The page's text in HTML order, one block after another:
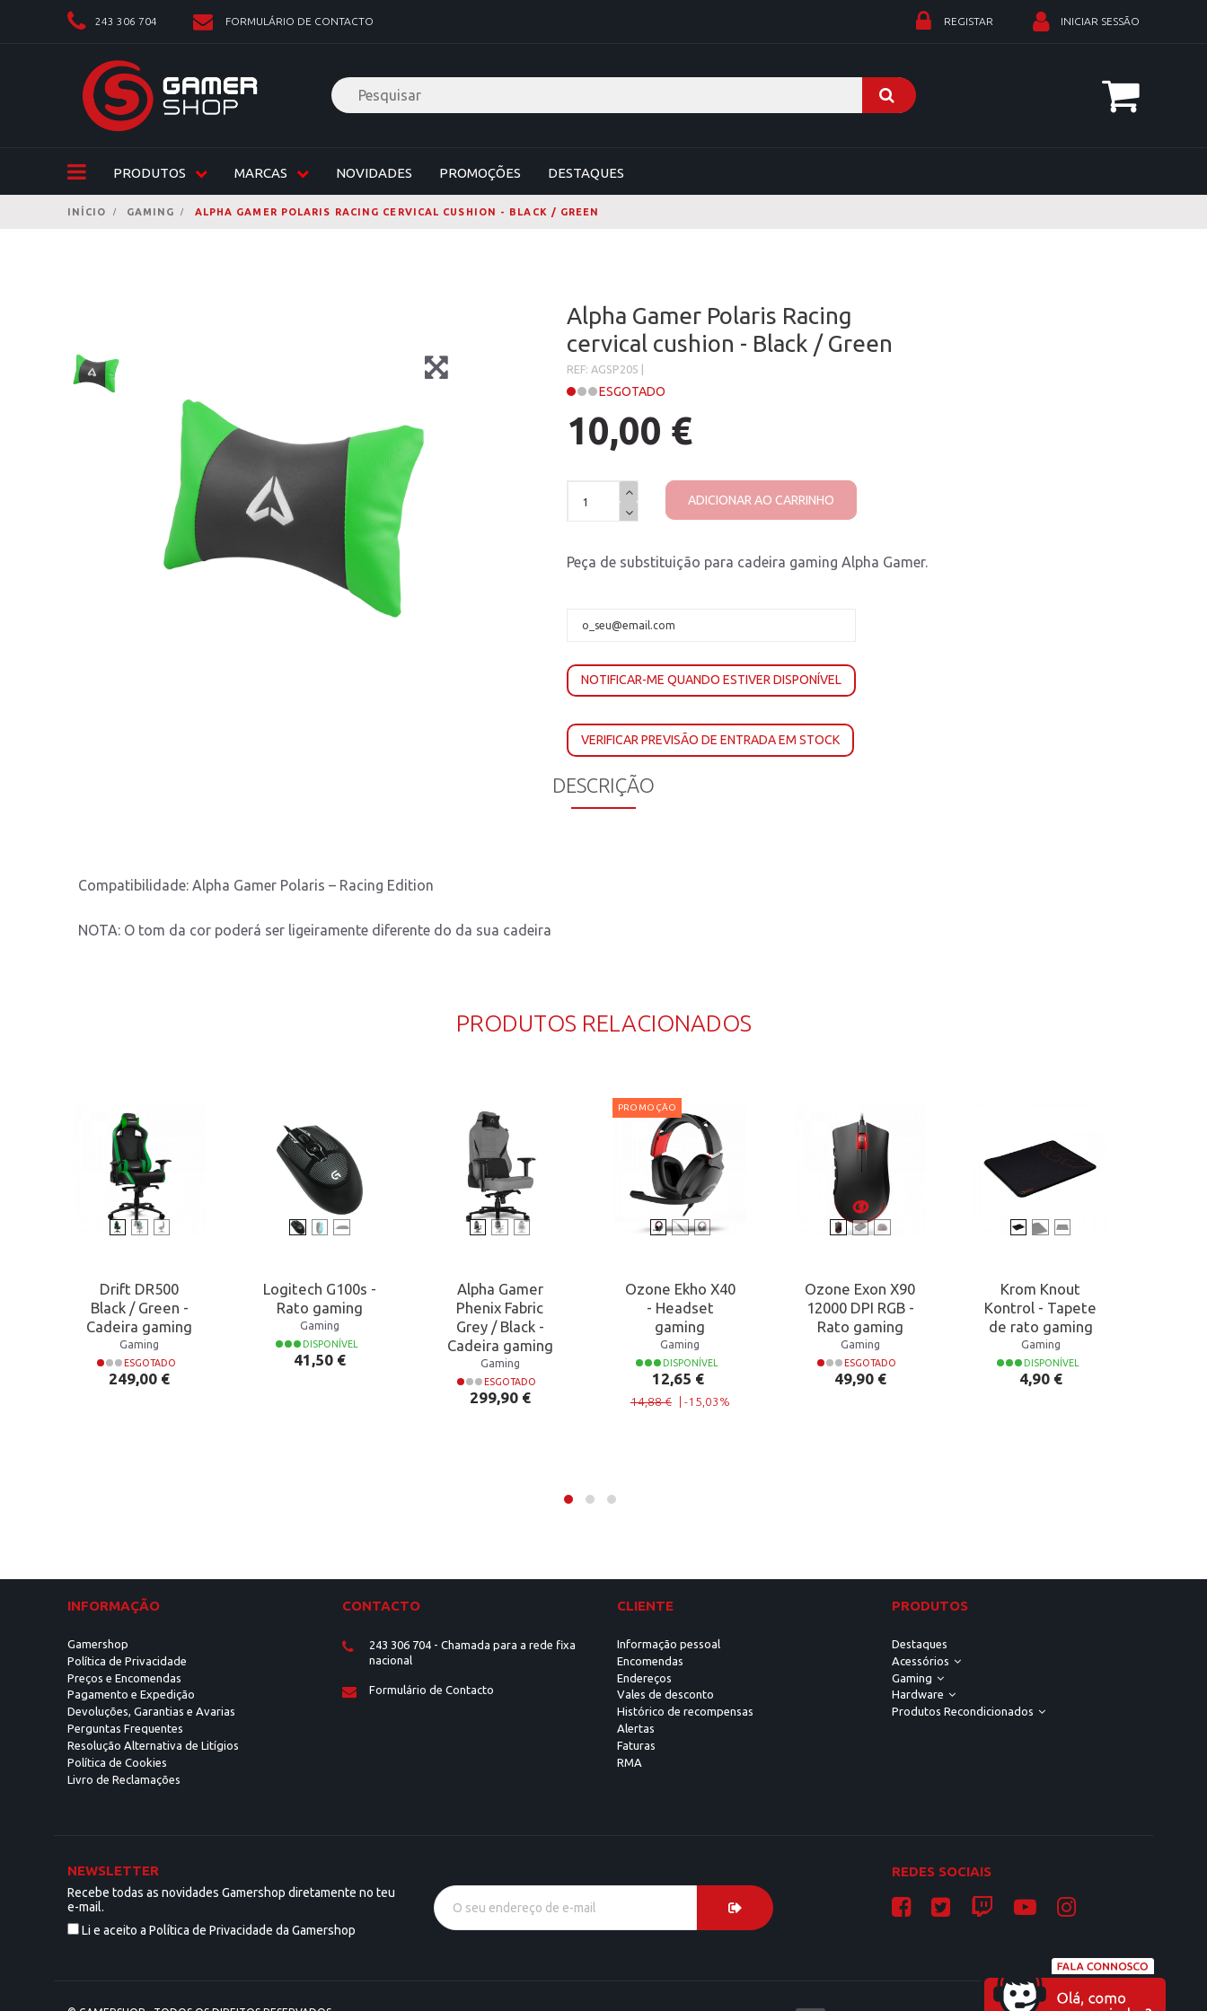
243 306 704 FORMULÁRIO DE CONTACTO REGISTAR INICIAR SESSÃO
PRODUTOS MARCAS NOVIDADES PROMOÇÕES DESTAQUES
INÍCIO GAMING ALPHA GAMER POLARIS RACING CERVICAL CUSHION - BLACK / GREEN
Alpha Gamer Polaris Racing
cervical cushion - Black / Green
REF: AGSP205 |
ESGOTADO
10,00 €
ADICIONAR AO CARRINHO
Peça de substituição para cadeira gaming Alpha Gamer.
NOTIFICAR-ME QUANDO ESTIVER DISPONÍVEL
VERIFICAR PREVISÃO DE ENTRADA EM STOCK
DESCRIÇÃO
Compatibilidade: Alpha Gamer Polaris – Racing Edition
NOTA: O tom da cor poderá ser ligeiramente diferente do da sua cadeira
PRODUTOS RELACIONADOS
Drift DR500
Black / Green -
Cadeira gaming
Gaming
ESGOTADO
Preço
249,00 €
Logitech G100s -
Rato gaming
Gaming
DISPONÍVEL
Preço
41,50 €
Alpha Gamer
Phenix Fabric
Grey / Black -
Cadeira gaming
Gaming
ESGOTADO
Preço
299,90 €
PROMOÇÃO
Ozone Ekho X40
- Headset
gaming
Gaming
DISPONÍVEL
Preço normal
Preço12,65 €
14,88 € -15,03%
Ozone Exon X90
12000 DPI RGB -
Rato gaming
Gaming
ESGOTADO
Preço
49,90 €
Krom Knout
Kontrol - Tapete
de rato gaming
Gaming
DISPONÍVEL
Preço
4,90 €
INFORMAÇÃO
Gamershop
Política de Privacidade
Preços e Encomendas
Pagamento e Expedição
Devoluções, Garantias e Avarias
Perguntas Frequentes
Resolução Alternativa de Litígios
Política de Cookies
Livro de Reclamações
CONTACTO
243 306 704 - Chamada para a rede fixa
nacional
Formulário de Contacto
CLIENTE
Informação pessoal
Encomendas
Endereços
Vales de desconto
Histórico de recompensas
Alertas
Faturas
RMA
PRODUTOS
Destaques
Acessórios
Gaming
Hardware
Produtos Recondicionados
NEWSLETTER
Recebe todas as novidades Gamershop diretamente no teu
e-mail.
Li e aceito a Política de Privacidade da Gamershop
REDES SOCIAIS